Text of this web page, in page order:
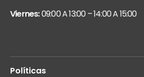
Viernes:09:00 A 13:00 – 14:00 A 15:00
Políticas